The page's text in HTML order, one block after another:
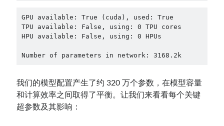
GPU available: True (cuda), used: True
TPU available: False, using: 0 TPU cores
HPU available: False, using: 0 HPUs
Number of parameters in network: 3168.2k
我们的模型配置产生了约 320 万个参数，在模型容量
和计算效率之间取得了平衡。让我们来看看每个关键
超参数及其影响：